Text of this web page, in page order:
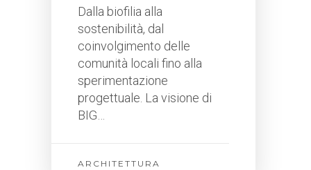
Dalla biofilia alla
sostenibilità, dal
coinvolgimento delle
comunità locali fino alla
sperimentazione
progettuale. La visione di
BIG…
ARCHITETTURA